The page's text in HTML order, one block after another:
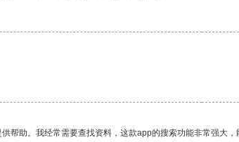
帮助。我经常需要查找资料，这款app的搜索功能非常强大，